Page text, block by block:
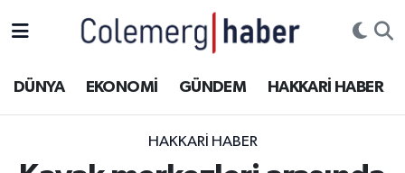
DÜNYA EKONOMİ GÜNDEM HAKKARİ HABER
HAKKARI HABER
ASAYİŞ
Hakkâri Hava Durumu